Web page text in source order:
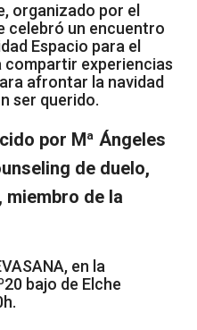
organizado por el
celebró un encuentro
Espacio para el
compartir experiencias
afrontar la navidad
ser querido.
por Mª Ángeles
de duelo,
miembro de la
, en la
bajo de Elche